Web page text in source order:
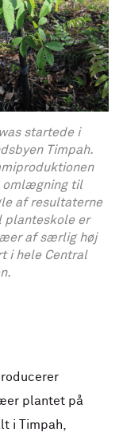
startede i
Timpah.
omlægning til
af resultaterne
planteskole er
af særlig høj
i hele Central
plantet på
i Timpah,